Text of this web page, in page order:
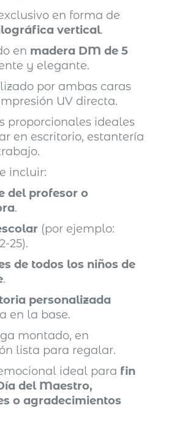
en forma de
vertical.
en madera DM de 5
y elegante.
por ambas caras
UV directa.
proporcionales ideales
en escritorio, estantería
incluir:
del profesor o
.
(por ejemplo:
25).
de todos los niños de
.
personalizada
en la base.
montado, en
lista para regalar.
ideal para fin
del Maestro,
o agradecimientos